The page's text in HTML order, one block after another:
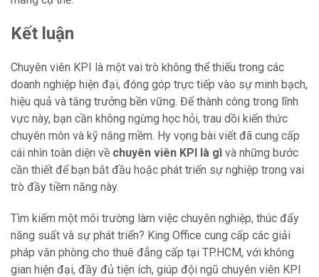
Kết luận
Chuyên viên KPI là một vai trò không thể thiếu trong các
doanh nghiệp hiện đại, đóng góp trực tiếp vào sự minh bạch,
hiệu quả và tăng trưởng bền vững. Để thành công trong lĩnh
vực này, bạn cần không ngừng học hỏi, trau dồi kiến thức
chuyên môn và kỹ năng mềm. Hy vọng bài viết đã cung cấp
cái nhìn toàn diện về chuyên viên KPI là gì và những bước
cần thiết để bạn bắt đầu hoặc phát triển sự nghiệp trong vai
trò đầy tiềm năng này.
Tìm kiếm một môi trường làm việc chuyên nghiệp, thúc đẩy
năng suất và sự phát triển? King Office cung cấp các giải
pháp văn phòng cho thuê đẳng cấp tại TP.HCM, với không
gian hiện đại, đầy đủ tiện ích, giúp đội ngũ chuyên viên KPI